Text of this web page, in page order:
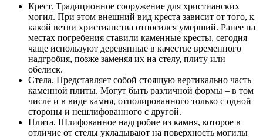
Крест. Традиционное сооружение для христианских
могил. При этом внешний вид креста зависит от того, к
какой ветви христианства относился умерший. Ранее на
местах погребения ставили каменные кресты, сегодня
чаще используют деревянные в качестве временного
надгробия, позже заменяя их на стелу, плиту или
обелиск.
Стела. Представляет собой стоящую вертикально часть
каменной плиты. Могут быть различной формы – в том
числе и в виде камня, отполированного только с одной
стороны и нешлифованного с другой.
Плита. Шлифованное надгробие из камня, которое в
отличие от стелы укладывают на поверхность могилы